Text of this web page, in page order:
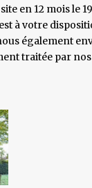
en 12 mois le
à votre
également
traitée par